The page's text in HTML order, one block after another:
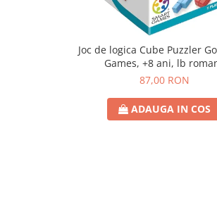
Joc de logica Cube Puzzler
Games, +8 ani, lb
87,00 RON
ADAUGA IN COS